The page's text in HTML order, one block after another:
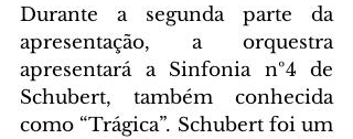
Durante a segunda parte da
apresentação, a orquestra
apresentará a Sinfonia nº4 de
Schubert, também conhecida
como “Trágica”. Schubert foi um